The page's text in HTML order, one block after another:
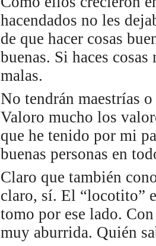
hacendados no les
de que hacer cosas
buenas. Si haces
malas.
No tendrán maestrías
Valoro mucho los
que he tenido por mi
buenas personas en
Claro que también
claro, sí. El “locotito”
tomo por ese lado.
muy aburrida. Quién